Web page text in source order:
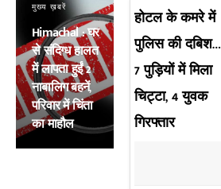
मुख्य ख़बरें
Himachal : घर
से संदिग्ध हालत
में लापता हुईं 2
नाबालिग बहनें,
परिवार में चिंता
का माहौल
होटल के कमरे में
पुलिस की दबिश…
7 पुड़ियाें में मिला
चिट्टा, 4 युवक
गिरफ्तार